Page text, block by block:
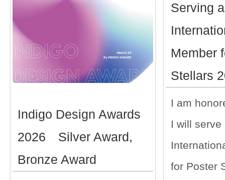
Serving
Member
Stellars
I am
I will serve
for Poster
Indigo Design Awards
2026 Silver Award,
Bronze Award